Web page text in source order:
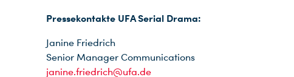
Pressekontakte UFA Serial Drama:
Janine Friedrich
Senior Manager Communications
janine.friedrich@ufa.de